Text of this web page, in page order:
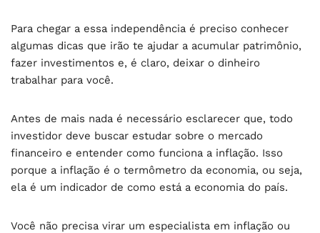
Para chegar a essa independência é preciso conhecer
algumas dicas que irão te ajudar a acumular patrimônio,
fazer investimentos e, é claro, deixar o dinheiro
trabalhar para você.
Antes de mais nada é necessário esclarecer que, todo
investidor deve buscar estudar sobre o mercado
financeiro e entender como funciona a inflação. Isso
porque a inflação é o termômetro da economia, ou seja,
ela é um indicador de como está a economia do país.
Você não precisa virar um especialista em inflação ou